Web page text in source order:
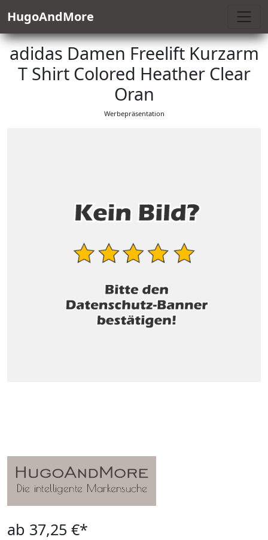
HugoAndMore
adidas Damen Freelift Kurzarm
T Shirt Colored Heather Clear
Oran
Werbepräsentation
ab 37,25 €*